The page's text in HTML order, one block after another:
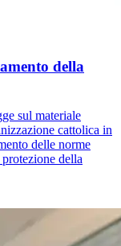
della
sul materiale
cattolica in
delle norme
della